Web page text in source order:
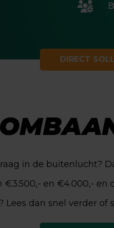
DIRECT
in de buitenlucht?
en €4.000,-
dan snel verder